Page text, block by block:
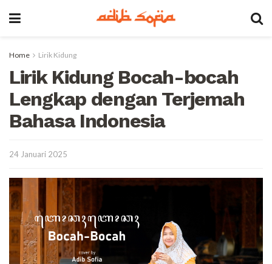
Home Lirik Kidung
Lirik Kidung Bocah-bocah
Lengkap dengan Terjemah
Bahasa Indonesia
24 Januari 2025